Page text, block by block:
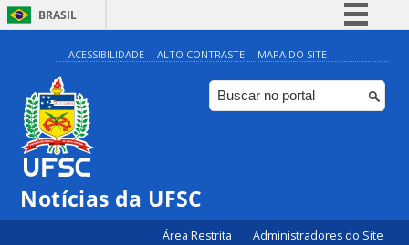
BRASIL
Simplifique!
Comunica BR
Participe
ACESSIBILIDADE ALTO CONTRASTE MAPA DO SITE
Notícias da UFSC
Área Restrita Administradores do Site